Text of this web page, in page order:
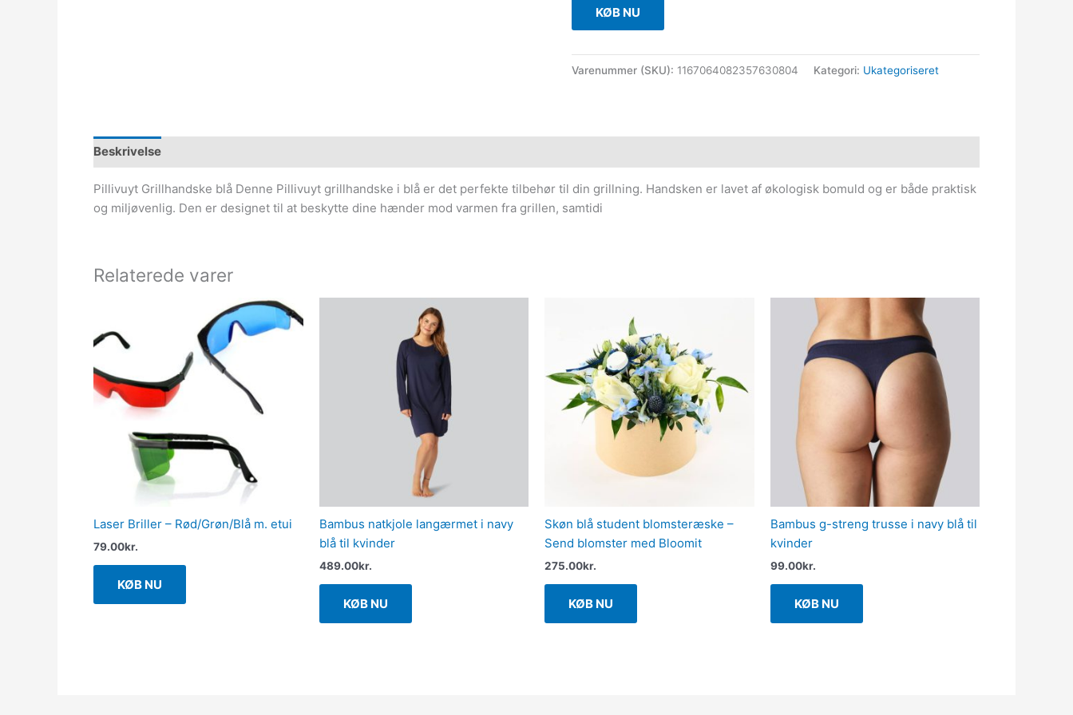
KØB NU
Varenummer (SKU): 1167064082357630804 Kategori: Ukategoriseret
Beskrivelse
Pillivuyt Grillhandske blå Denne Pillivuyt grillhandske i blå er det perfekte tilbehør til din grillning. Handsken er lavet af økologisk bomuld og er både praktisk
og miljøvenlig. Den er designet til at beskytte dine hænder mod varmen fra grillen, samtidi
Relaterede varer
Laser Briller – Rød/Grøn/Blå m. etui
79.00kr.
KØB NU
Bambus natkjole langærmet i navy
blå til kvinder
489.00kr.
KØB NU
Skøn blå student blomsteræske –
Send blomster med Bloomit
275.00kr.
KØB NU
Bambus g-streng trusse i navy blå til
kvinder
99.00kr.
KØB NU